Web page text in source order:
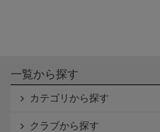
一覧から探す
カテゴリから探す
クラブから探す